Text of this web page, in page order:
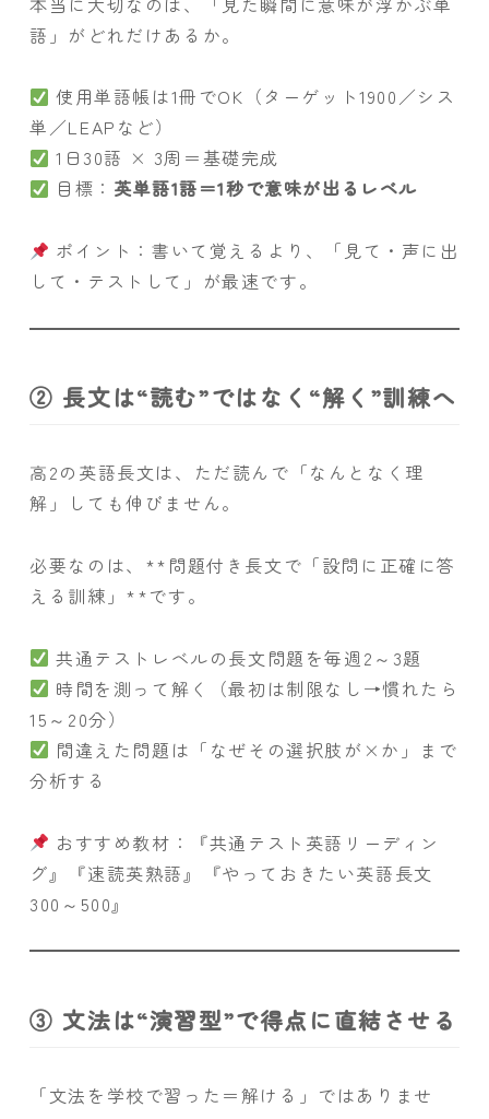
語」がどれだけあるか。
使用単語帳は1冊でOK（ターゲット1900／シス
単／LEAPなど）
1日30語 × 3周＝基礎完成
目標： 英単語1語＝1秒で意味が出るレベル
ポイント：書いて覚えるより、「見て・声に出
して・テストして」が最速です。
② 長文は“読む”ではなく“解く”訓練へ
高2の英語長文は、ただ読んで「なんとなく理
解」しても伸びません。
必要なのは、**問題付き長文で「設問に正確に答
える訓練」**です。
共通テストレベルの長文問題を毎週2～3題
時間を測って解く（最初は制限なし→慣れたら
15～20分）
間違えた問題は「なぜその選択肢が×か」まで
分析する
おすすめ教材：『共通テスト英語リーディン
グ』『速読英熟語』『やっておきたい英語長文
300～500』
③ 文法は“演習型”で得点に直結させる
「文法を学校で習った＝解ける」ではありませ